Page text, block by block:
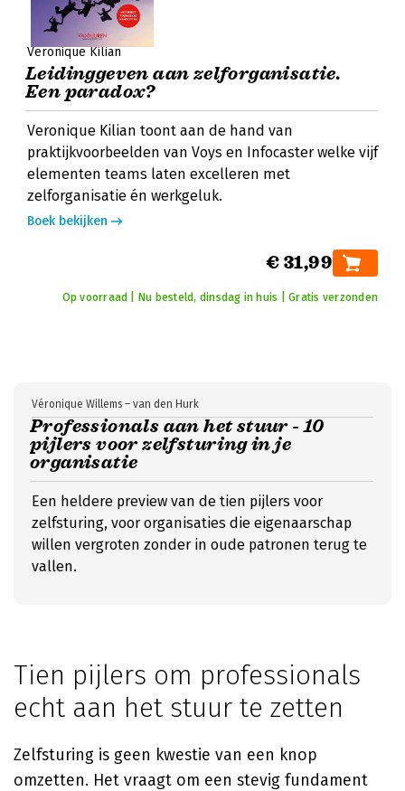
Veronique Kilian
Leidinggeven aan zelforganisatie.
Een paradox?
Veronique Kilian toont aan de hand van
praktijkvoorbeelden van Voys en Infocaster welke vijf
elementen teams laten excelleren met
zelforganisatie én werkgeluk.
Boek bekijken
€ 31,99
Op voorraad | Nu besteld, dinsdag in huis | Gratis verzonden
Professionals aan het stuur - 10
pijlers voor zelfsturing in je
organisatie
Véronique Willems – van den Hurk
Een heldere preview van de tien pijlers voor
zelfsturing, voor organisaties die eigenaarschap
willen vergroten zonder in oude patronen terug te
vallen.
Tien pijlers om professionals
echt aan het stuur te zetten
Zelfsturing is geen kwestie van een knop
omzetten. Het vraagt om een stevig fundament